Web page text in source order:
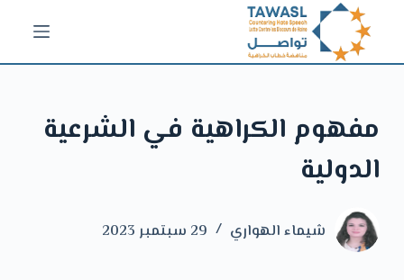
مفهوم الكراهية في الشرعية
الدولية
شيماء الهواري 29 سبتمبر 2023